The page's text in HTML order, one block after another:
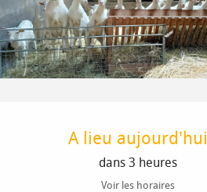
A lieu aujourd'hui
dans 3 heures
Voir les horaires